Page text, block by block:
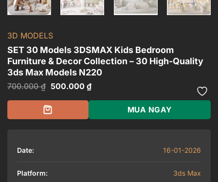
3D MODELS
SET 30 Models 3DSMAX Kids Bedroom
Furniture & Decor Collection – 30 High-Quality
3ds Max Models N220
700.000₫ Giá
là:
700.000 ₫.
500.000 ₫Giá
hiện
tại
500.000 ₫.
MUA NGAY
Date: 16-01-2026
Platform: 3ds Max